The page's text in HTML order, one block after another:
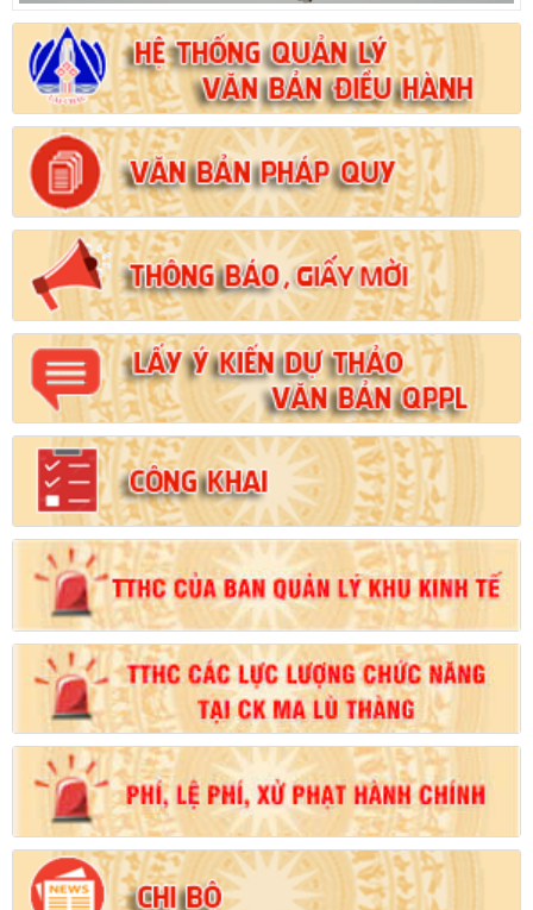
Số:102/2024/NĐ-CP
Tên:
(Nghị định Quy định chi tiết thi hành một số điều của Luật
Đất đai)
Ngày ban hành: (21/08/2024)
Số:103/2024/NĐ-CP
Tên:(Nghị định Quy định về tiền sử dụng đất, tiền thuê đất)